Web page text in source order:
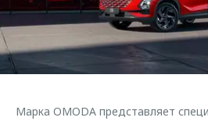
Страхование
Кредитный калькулятор
Аксессуары
Клиентская поддержка
O&J Автоклуб
Клуб владельцев OMODA
Обратная связь
Марка OMODA представляет